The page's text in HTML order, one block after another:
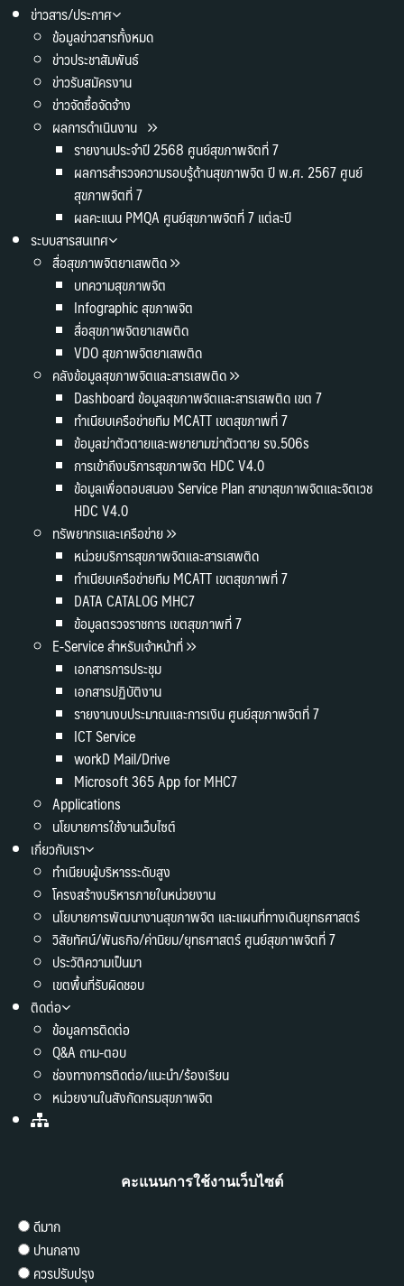
ข่าวสาร/ประกาศ
ข้อมูลข่าวสารทั้งหมด
ข่าวประชาสัมพันธ์
ข่าวรับสมัครงาน
ข่าวจัดซื้อจัดจ้าง
ผลการดำเนินงาน
รายงานประจำปี 2568 ศูนย์สุขภาพจิตที่ 7
ผลการสำรวจความรอบรู้ด้านสุขภาพจิต ปี พ.ศ. 2567 ศูนย์
สุขภาพจิตที่ 7
ผลคะแนน PMQA ศูนย์สุขภาพจิตที่ 7 แต่ละปี
ระบบสารสนเทศ
สื่อสุขภาพจิตยาเสพติด
บทความสุขภาพจิต
Infographic สุขภาพจิต
สื่อสุขภาพจิตยาเสพติด
VDO สุขภาพจิตยาเสพติด
คลังข้อมูลสุขภาพจิตและสารเสพติด
Dashboard ข้อมูลสุขภาพจิตและสารเสพติด เขต 7
ทำเนียบเครือข่ายทีม MCATT เขตสุขภาพที่ 7
ข้อมูลฆ่าตัวตายและพยายามฆ่าตัวตาย รง.506s
การเข้าถึงบริการสุขภาพจิต HDC V4.0
ข้อมูลเพื่อตอบสนอง Service Plan สาขาสุขภาพจิตและจิตเวช
HDC V4.0
ทรัพยากรและเครือข่าย
หน่วยบริการสุขภาพจิตและสารเสพติด
ทำเนียบเครือข่ายทีม MCATT เขตสุขภาพที่ 7
DATA CATALOG MHC7
ข้อมูลตรวจราชการ เขตสุขภาพที่ 7
E-Service สำหรับเจ้าหน้าที่
เอกสารการประชุม
เอกสารปฏิบัติงาน
รายงานงบประมาณและการเงิน ศูนย์สุขภาพจิตที่ 7
ICT Service
workD Mail/Drive
Microsoft 365 App for MHC7
Applications
นโยบายการใช้งานเว็บไซต์
เกี่ยวกับเรา
ทำเนียบผู้บริหารระดับสูง
โครงสร้างบริหารภายในหน่วยงาน
นโยบายการพัฒนางานสุขภาพจิต และแผนที่ทางเดินยุทธศาสตร์
วิสัยทัศน์/พันธกิจ/ค่านิยม/ยุทธศาสตร์ ศูนย์สุขภาพจิตที่ 7
ประวัติความเป็นมา
เขตพื้นที่รับผิดชอบ
ติดต่อ
ข้อมูลการติดต่อ
Q&A ถาม-ตอบ
ช่องทางการติดต่อ/แนะนำ/ร้องเรียน
หน่วยงานในสังกัดกรมสุขภาพจิต
คะแนนการใช้งานเว็บไซต์
ดีมาก
ปานกลาง
ควรปรับปรุง